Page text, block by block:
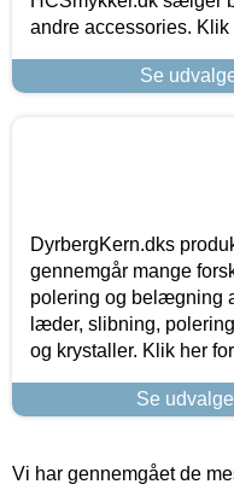
andre accessories.
Se
DyrbergKern.dks
gennemgår mange
polering og belægning
læder, slibning,
og krystaller. Klik her
Se
Vi har gennemgået de